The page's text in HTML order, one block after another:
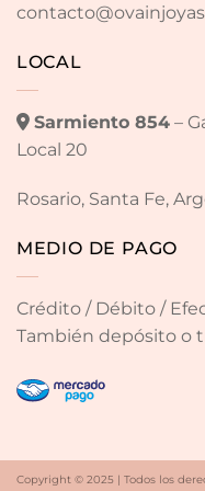
LOCAL
Sarmiento 854–
Local 20
Rosario, Santa Fe,
MEDIO DE PAGO
Crédito / Débito /
También depósito o
Copyright © 2025 | Todos los